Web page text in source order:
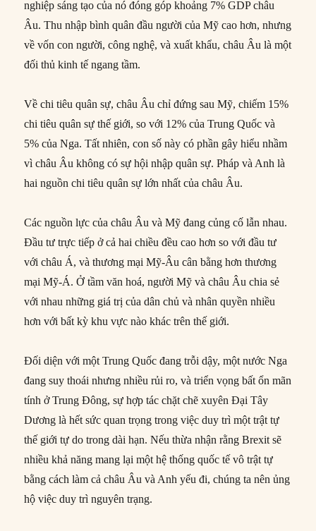
nghiệp sáng tạo của nó đóng góp khoảng 7% GDP châu
Âu. Thu nhập bình quân đầu người của Mỹ cao hơn, nhưng
về vốn con người, công nghệ, và xuất khẩu, châu Âu là một
đối thủ kinh tế ngang tầm.
Về chi tiêu quân sự, châu Âu chỉ đứng sau Mỹ, chiếm 15%
chi tiêu quân sự thế giới, so với 12% của Trung Quốc và
5% của Nga. Tất nhiên, con số này có phần gây hiểu nhầm
vì châu Âu không có sự hội nhập quân sự. Pháp và Anh là
hai nguồn chi tiêu quân sự lớn nhất của châu Âu.
Các nguồn lực của châu Âu và Mỹ đang củng cố lẫn nhau.
Đầu tư trực tiếp ở cả hai chiều đều cao hơn so với đầu tư
với châu Á, và thương mại Mỹ-Âu cân bằng hơn thương
mại Mỹ-Á. Ở tầm văn hoá, người Mỹ và châu Âu chia sẻ
với nhau những giá trị của dân chủ và nhân quyền nhiều
hơn với bất kỳ khu vực nào khác trên thế giới.
Đối diện với một Trung Quốc đang trỗi dậy, một nước Nga
đang suy thoái nhưng nhiều rủi ro, và triển vọng bất ổn mãn
tính ở Trung Đông, sự hợp tác chặt chẽ xuyên Đại Tây
Dương là hết sức quan trọng trong việc duy trì một trật tự
thế giới tự do trong dài hạn. Nếu thừa nhận rằng Brexit sẽ
nhiều khả năng mang lại một hệ thống quốc tế vô trật tự
bằng cách làm cả châu Âu và Anh yếu đi, chúng ta nên ủng
hộ việc duy trì nguyên trạng.